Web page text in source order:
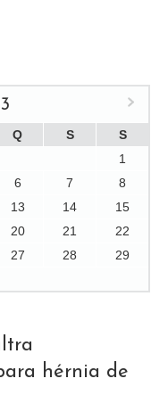
Q S
S
1
6 7
8
13 14
15
20 21
22
27 28
29
hérnia de